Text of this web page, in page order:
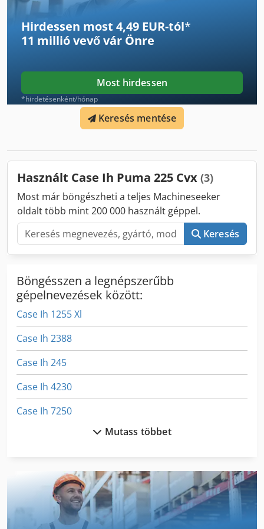
részét képezhetik. Az adatok változtatásának jogát
fenntartjuk. Leltári szám: 2926-26
Hirdessen most 4,49 EUR-tól*
11 millió vevővár Önre
Most hirdessen
*hirdetésenként/hónap
Keresés mentése
Használt Case Ih Puma 225 Cvx (3)
Most már böngészheti a teljes Machineseeker
oldalt több mint 200 000 használt géppel.
Keresés
Böngésszen a legnépszerűbb
gépelnevezések között:
Case Ih 1255 Xl
Case Ih 2388
Case Ih 245
Case Ih 4230
Case Ih 7250
Case Ih 9370
Case Ih Cs 94
Mutass többet